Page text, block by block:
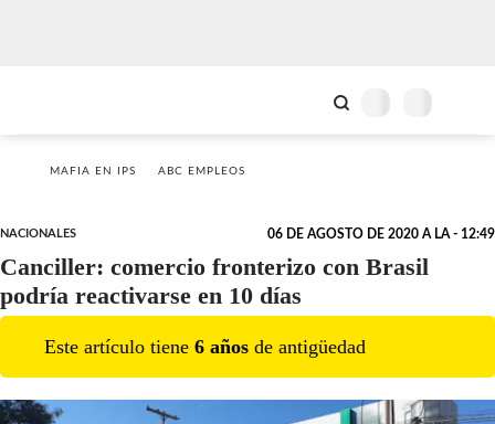
MAFIA EN IPS ABC EMPLEOS
NACIONALES 06 DE AGOSTO DE 2020 A LA - 12:49
Canciller: comercio fronterizo con Brasil
podría reactivarse en 10 días
Este artículo tiene 6 años de antigüedad